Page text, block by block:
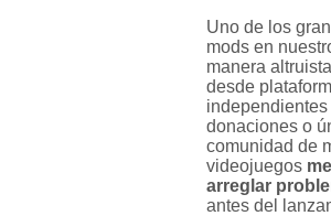
Uno de los
mods en
manera
desde
donaciones o
comunidad de
videojuegos
arreglar
antes del